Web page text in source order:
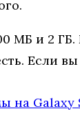
МБ и 2
Если
на Galaxy